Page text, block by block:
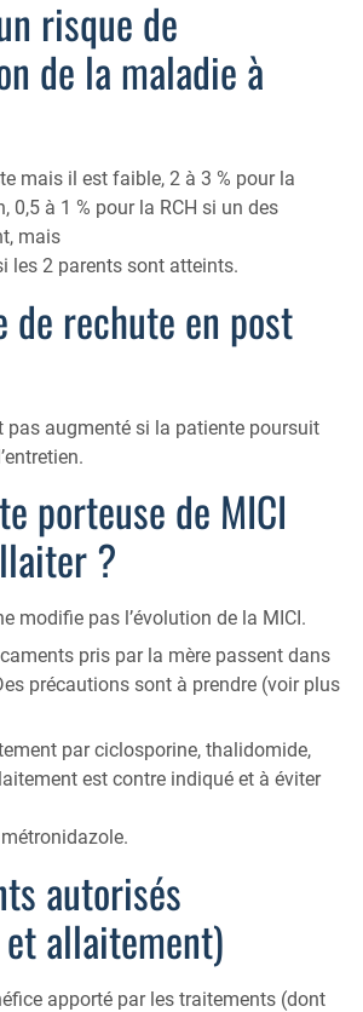
risque de
de la maladie à
mais il est faible, 2 à 3 % pour la
0,5 à 1 % pour la RCH si un des
mais
les 2 parents sont atteints.
de rechute en post
pas augmenté si la patiente poursuit
porteuse de MICI
?
modifie pas l’évolution de la MICI.
pris par la mère passent dans
précautions sont à prendre (voir plus
par ciclosporine, thalidomide,
est contre indiqué et à éviter
autorisés
allaitement)
apporté par les traitements (dont